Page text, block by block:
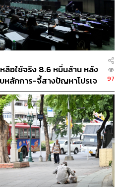
าฯ กทม.
านคร
ชัชชาติ สิทธิพันธุ์
66
THE AUTHOR
TEAM
ณาธิการ THE STANDARD
ลือใช้จริง 8.6 หมื่นล้าน หลัง
หลักการ-จี้สางปัญหาโปรเจ
97